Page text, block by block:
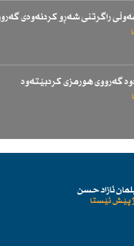
راگرتنی شەڕو كردنەوەی
گەرووی هورمزی كردبێتەوە
ئازاد حسن